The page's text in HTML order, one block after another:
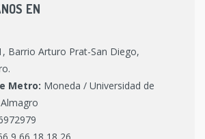
EN
Barrio Arturo Prat-San Diego,
Metro: Moneda / Universidad de